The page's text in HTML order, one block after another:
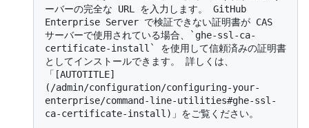
ーバーの完全な URL を入力します。 GitHub
Enterprise Server で検証できない証明書が CAS
サーバーで使用されている場合、`ghe-ssl-ca-
certificate-install` を使用して信頼済みの証明書
としてインストールできます。 詳しくは、
「[AUTOTITLE]
(/admin/configuration/configuring-your-
enterprise/command-line-utilities#ghe-ssl-